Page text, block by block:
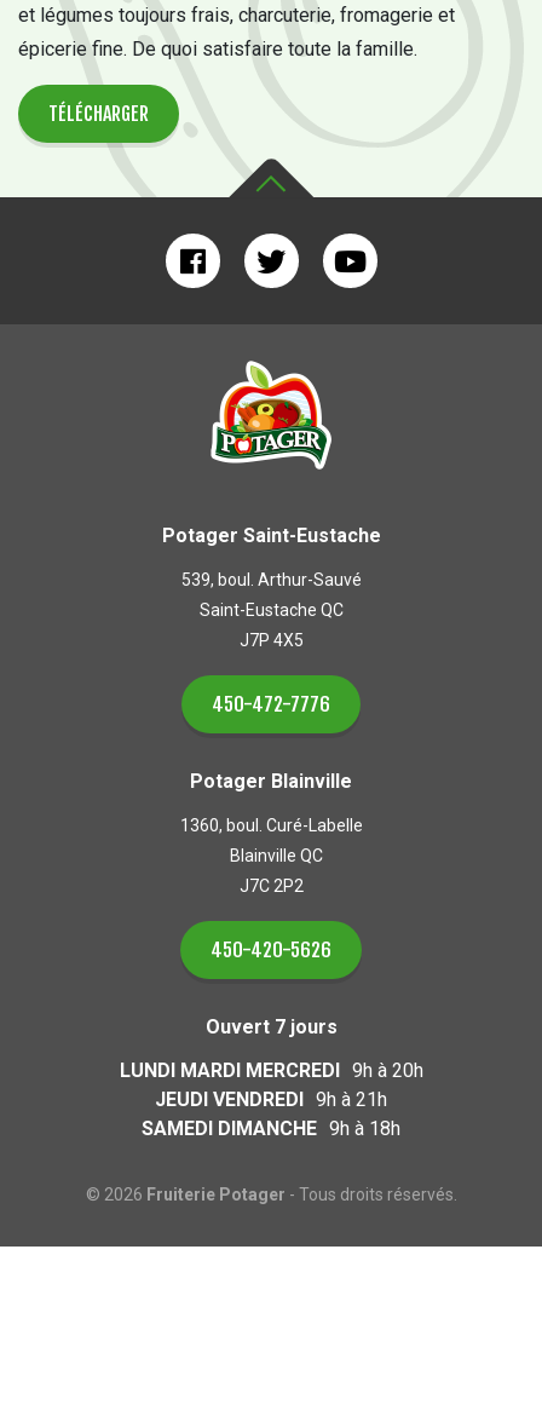
et légumes toujours frais, charcuterie, fromagerie et
épicerie fine. De quoi satisfaire toute la famille.
TÉLÉCHARGER
Potager Saint-Eustache
539, boul. Arthur-Sauvé
Saint-Eustache QC
J7P 4X5
450-472-7776
Potager Blainville
1360, boul. Curé-Labelle
Blainville QC
J7C 2P2
450-420-5626
Ouvert 7 jours
LUNDI MARDI MERCREDI 9h à 20h
JEUDI VENDREDI 9h à 21h
SAMEDI DIMANCHE 9h à 18h
© 2026 Fruiterie Potager - Tous droits réservés.